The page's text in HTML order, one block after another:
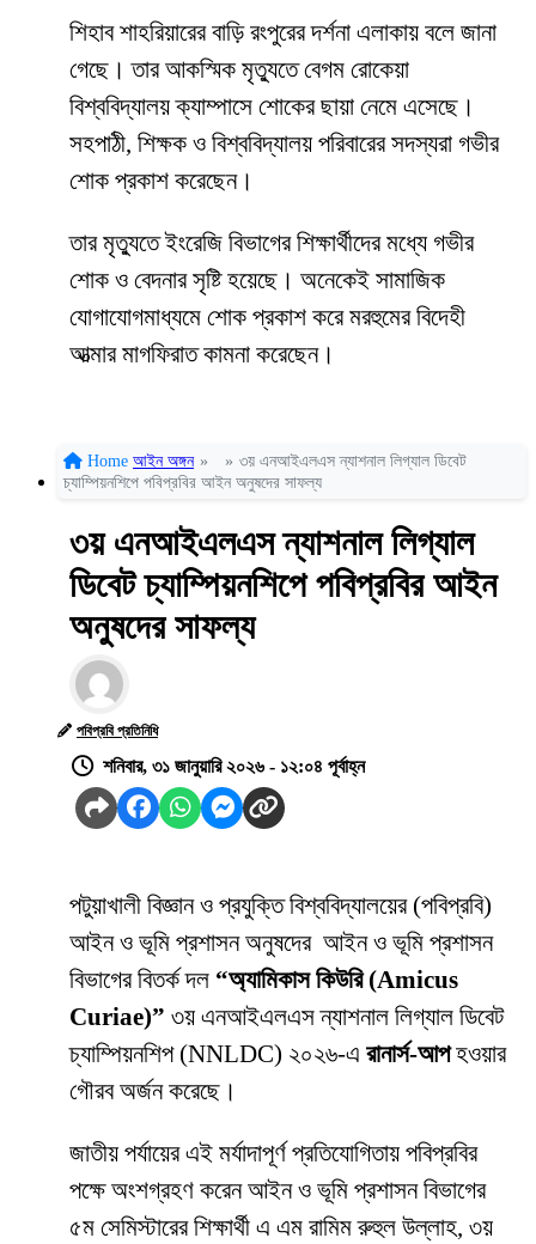
শিহাব শাহরিয়ারের বাড়ি রংপুরের দর্শনা এলাকায় বলে জানা
গেছে। তার আকস্মিক মৃত্যুতে বেগম রোকেয়া
বিশ্ববিদ্যালয় ক্যাম্পাসে শোকের ছায়া নেমে এসেছে।
সহপাঠী, শিক্ষক ও বিশ্ববিদ্যালয় পরিবারের সদস্যরা গভীর
শোক প্রকাশ করেছেন।
তার মৃত্যুতে ইংরেজি বিভাগের শিক্ষার্থীদের মধ্যে গভীর
শোক ও বেদনার সৃষ্টি হয়েছে। অনেকেই সামাজিক
যোগাযোগমাধ্যমে শোক প্রকাশ করে মরহুমের বিদেহী
আত্মার মাগফিরাত কামনা করেছেন।
Home আইন অঙ্গন » » ৩য় এনআইএলএস ন্যাশনাল লিগ্যাল ডিবেট
চ্যাম্পিয়নশিপে পবিপ্রবির আইন অনুষদের সাফল্য
৩য় এনআইএলএস ন্যাশনাল লিগ্যাল
ডিবেট চ্যাম্পিয়নশিপে পবিপ্রবির আইন
অনুষদের সাফল্য
পবিপ্রবি প্রতিনিধি
শনিবার, ৩১ জানুয়ারি ২০২৬ - ১২:০৪ পূর্বাহ্ন
পটুয়াখালী বিজ্ঞান ও প্রযুক্তি বিশ্ববিদ্যালয়ের (পবিপ্রবি)
আইন ও ভূমি প্রশাসন অনুষদের আইন ও ভূমি প্রশাসন
বিভাগের বিতর্ক দল “অ্যামিকাস কিউরি (Amicus
Curiae)” ৩য় এনআইএলএস ন্যাশনাল লিগ্যাল ডিবেট
চ্যাম্পিয়নশিপ (NNLDC) ২০২৬-এ রানার্স-আপহওয়ার
গৌরব অর্জন করেছে।
জাতীয় পর্যায়ের এই মর্যাদাপূর্ণ প্রতিযোগিতায় পবিপ্রবির
পক্ষে অংশগ্রহণ করেন আইন ও ভূমি প্রশাসন বিভাগের
৫ম সেমিস্টারের শিক্ষার্থী এ এম রামিম রুহুল উল্লাহ, ৩য়